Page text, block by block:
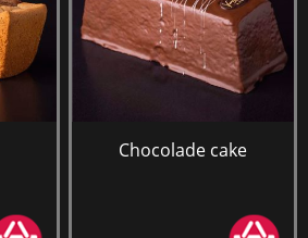
Chocolade cake